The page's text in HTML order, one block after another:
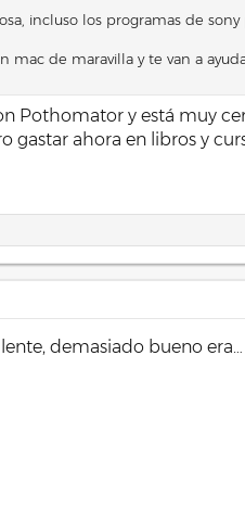
incluso los programas de
de maravilla y te van a
Pothomator y está muy
gastar ahora en libros y
demasiado bueno era…